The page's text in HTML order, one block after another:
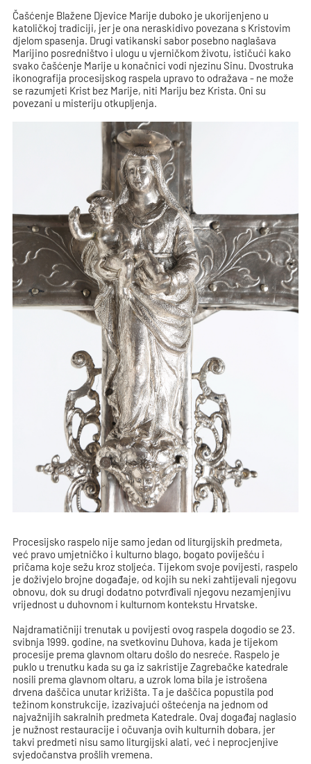
Čašćenje Blažene Djevice Marije duboko je ukorijenjeno u
katoličkoj tradiciji, jer je ona neraskidivo povezana s Kristovim
djelom spasenja. Drugi vatikanski sabor posebno naglašava
Marijino posredništvo i ulogu u vjerničkom životu, ističući kako
svako čašćenje Marije u konačnici vodi njezinu Sinu. Dvostruka
ikonografija procesijskog raspela upravo to odražava - ne može
se razumjeti Krist bez Marije, niti Mariju bez Krista. Oni su
povezani u misteriju otkupljenja.
Procesijsko raspelo nije samo jedan od liturgijskih predmeta,
već pravo umjetničko i kulturno blago, bogato poviješću i
pričama koje sežu kroz stoljeća. Tijekom svoje povijesti, raspelo
je doživjelo brojne događaje, od kojih su neki zahtijevali njegovu
obnovu, dok su drugi dodatno potvrđivali njegovu nezamjenjivu
vrijednost u duhovnom i kulturnom kontekstu Hrvatske.
Najdramatičniji trenutak u povijesti ovog raspela dogodio se 23.
svibnja 1999. godine, na svetkovinu Duhova, kada je tijekom
procesije prema glavnom oltaru došlo do nesreće. Raspelo je
puklo u trenutku kada su ga iz sakristije Zagrebačke katedrale
nosili prema glavnom oltaru, a uzrok loma bila je istrošena
drvena daščica unutar križišta. Ta je daščica popustila pod
težinom konstrukcije, izazivajući oštećenja na jednom od
najvažnijih sakralnih predmeta Katedrale. Ovaj događaj naglasio
je nužnost restauracije i očuvanja ovih kulturnih dobara, jer
takvi predmeti nisu samo liturgijski alati, već i neprocjenjive
svjedočanstva prošlih vremena.